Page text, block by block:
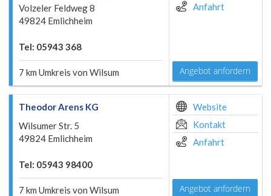
Volzeler Feldweg 8
49824 Emlichheim
Tel: 05943 368
7 km Umkreis von Wilsum
Anfahrt
Angebot anfordern
Theodor Arens KG
Wilsumer Str. 5
49824 Emlichheim
Tel: 05943 98400
7 km Umkreis von Wilsum
Website
Kontakt
Anfahrt
Angebot anfordern